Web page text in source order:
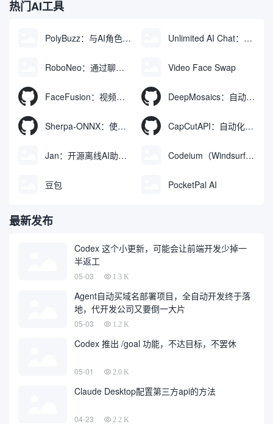
热门AI工具
PolyBuzz：与AI角色互动的免费聊天与角色扮演平台 Unlimited AI Chat：免费无限制的AI聊天工具
RoboNeo：通过聊天生成和编辑视频与图像的AI工具 Video Face Swap
FaceFusion：视频换脸增强工具|语音同步视频嘴型动作 DeepMosaics：自动去除图像和视频中的马赛克，或向其添加马赛克
Sherpa-ONNX：使用ONNXRuntime实现离线语音识别和合成 CapCutAPI：自动化控制CapCut视频剪辑的开源工具
Jan：开源离线AI助手，ChatGPT 替代品，运行本地AI模型或连接云端AI Codeium（Windsurf Editor）：免费的AI代码补全与聊天工具，Windsurf以对话方式编写完整项目代码
豆包 PocketPal AI
最新发布
Codex 这个小更新，可能会让前端开发少掉一
半返工
05-03 1.3 K
Agent自动买域名部署项目，全自动开发终于落
地，代开发公司又要倒一大片
05-03 1.2 K
Codex 推出 /goal 功能，不达目标，不罢休
05-01 2.0 K
Claude Desktop配置第三方api的方法
04-23 2.2 K